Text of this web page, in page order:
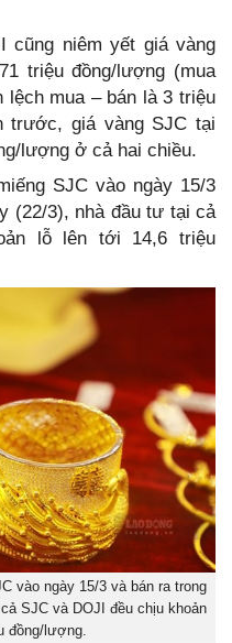
cũng niêm yết giá vàng
triệu đồng/lượng (mua
mua – bán là 3 triệu
trước, giá vàng SJC tại
lượng ở cả hai chiều.
SJC vào ngày 15/3
(22/3), nhà đầu tư tại cả
lỗ lên tới 14,6 triệu
vào ngày 15/3 và bán ra trong
SJC và DOJI đều chịu khoản
đồng/lượng.